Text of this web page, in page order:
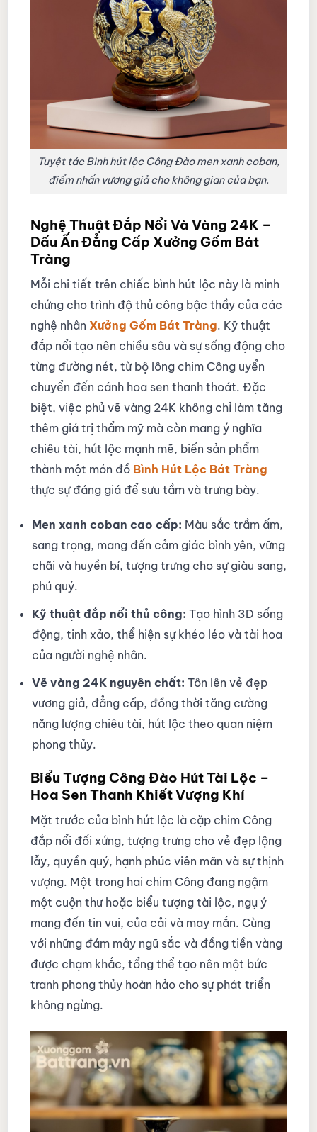
Tuyệt tác Bình hút lộc Công Đào men xanh coban,
điểm nhấn vương giả cho không gian của bạn.
Nghệ Thuật Đắp Nổi Và Vàng 24K –
Dấu Ấn Đẳng Cấp Xưởng Gốm Bát
Tràng
Mỗi chi tiết trên chiếc bình hút lộc này là minh
chứng cho trình độ thủ công bậc thầy của các
nghệ nhân Xưởng Gốm Bát Tràng. Kỹ thuật
đắp nổi tạo nên chiều sâu và sự sống động cho
từng đường nét, từ bộ lông chim Công uyển
chuyển đến cánh hoa sen thanh thoát. Đặc
biệt, việc phủ vẽ vàng 24K không chỉ làm tăng
thêm giá trị thẩm mỹ mà còn mang ý nghĩa
chiêu tài, hút lộc mạnh mẽ, biến sản phẩm
thành một món đồ Bình Hút Lộc Bát Tràng
thực sự đáng giá để sưu tầm và trưng bày.
Men xanh coban cao cấp: Màu sắc trầm ấm,
sang trọng, mang đến cảm giác bình yên, vững
chãi và huyền bí, tượng trưng cho sự giàu sang,
phú quý.
Kỹ thuật đắp nổi thủ công: Tạo hình 3D sống
động, tinh xảo, thể hiện sự khéo léo và tài hoa
của người nghệ nhân.
Vẽ vàng 24K nguyên chất: Tôn lên vẻ đẹp
vương giả, đẳng cấp, đồng thời tăng cường
năng lượng chiêu tài, hút lộc theo quan niệm
phong thủy.
Biểu Tượng Công Đào Hút Tài Lộc –
Hoa Sen Thanh Khiết Vượng Khí
Mặt trước của bình hút lộc là cặp chim Công
đắp nổi đối xứng, tượng trưng cho vẻ đẹp lộng
lẫy, quyền quý, hạnh phúc viên mãn và sự thịnh
vượng. Một trong hai chim Công đang ngậm
một cuộn thư hoặc biểu tượng tài lộc, ngụ ý
mang đến tin vui, của cải và may mắn. Cùng
với những đám mây ngũ sắc và đồng tiền vàng
được chạm khắc, tổng thể tạo nên một bức
tranh phong thủy hoàn hảo cho sự phát triển
không ngừng.